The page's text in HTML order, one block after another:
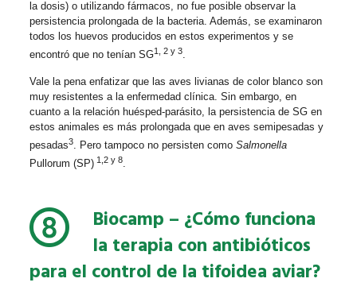
la dosis) o utilizando fármacos, no fue posible observar la
persistencia prolongada de la bacteria. Además, se examinaron
todos los huevos producidos en estos experimentos y se
encontró que no tenían SG1, 2 y 3.
Vale la pena enfatizar que las aves livianas de color blanco son
muy resistentes a la enfermedad clínica. Sin embargo, en
cuanto a la relación huésped-parásito, la persistencia de SG en
estos animales es más prolongada que en aves semipesadas y
pesadas3. Pero tampoco no persisten como Salmonella
Pullorum (SP)1,2 y 8.
Biocamp – ¿Cómo funciona
la terapia con antibióticos
para el control de la tifoidea aviar?